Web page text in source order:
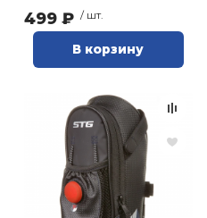
499 ₽ / шт.
В корзину